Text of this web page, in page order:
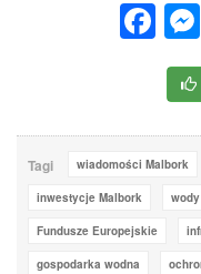
Tagi wiadomości Malbork
inwestycje Malbork
Fundusze Europejskie
gospodarka wodna